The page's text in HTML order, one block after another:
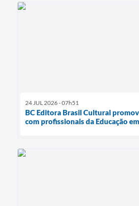
24 JUL 2026 - 07h51
BC Editora Brasil Cultural
com profissionais da Educação